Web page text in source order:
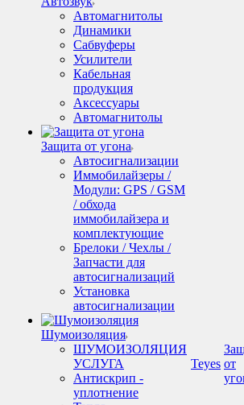
Автомагнитолы
Динамики
Сабвуферы
Усилители
Кабельная
продукция
Аксессуары
Автомагнитолы
Защита от угона
Автосигнализации
Иммобилайзеры /
Модули: GPS / GSM
/ обхода
иммобилайзера и
комплектующие
Брелоки / Чехлы /
Запчасти для
автосигнализаций
Установка
автосигнализации
Шумоизоляция
ШУМОИЗОЛЯЦИЯ
УСЛУГА
Антискрип -
уплотнение
Teyes от